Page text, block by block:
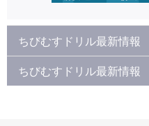
ちびむすドリル最新情報
ちびむすドリル最新情報